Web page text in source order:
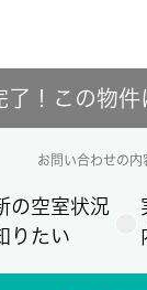
了！この物件
お問い合わせの内
の空室状況
りたい